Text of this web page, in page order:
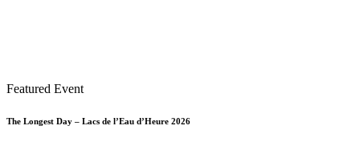
Featured Event
The Longest Day – Lacs de l’Eau d’Heure 2026